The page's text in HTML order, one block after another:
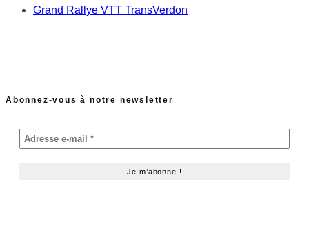
Grand Rallye VTT TransVerdon
Abonnez-vous à notre newsletter